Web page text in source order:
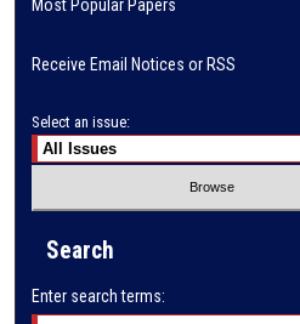
Most Popular Papers
Receive Email Notices or RSS
Select an issue:
Search
Enter search terms: